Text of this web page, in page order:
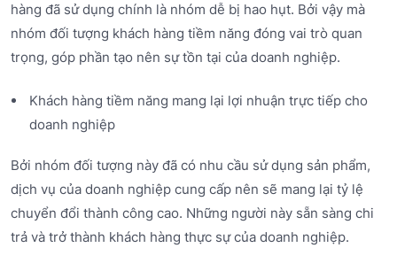
hàng đã sử dụng chính là nhóm dễ bị hao hụt. Bởi vậy mà
nhóm đối tượng khách hàng tiềm năng đóng vai trò quan
trọng, góp phần tạo nên sự tồn tại của doanh nghiệp.
Khách hàng tiềm năng mang lại lợi nhuận trực tiếp cho
doanh nghiệp
Bởi nhóm đối tượng này đã có nhu cầu sử dụng sản phẩm,
dịch vụ của doanh nghiệp cung cấp nên sẽ mang lại tỷ lệ
chuyển đổi thành công cao. Những người này sẵn sàng chi
trả và trở thành khách hàng thực sự của doanh nghiệp.